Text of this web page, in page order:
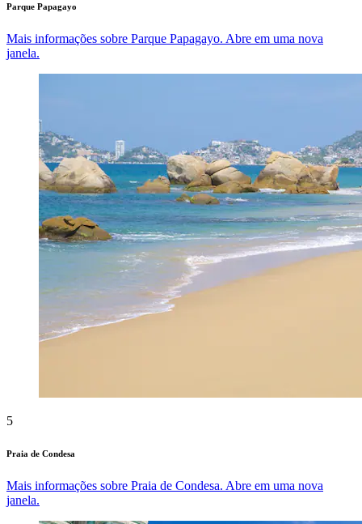
Parque Papagayo
Mais informações sobre Parque Papagayo. Abre em uma nova
janela.
5
Praia de Condesa
Mais informações sobre Praia de Condesa. Abre em uma nova
janela.